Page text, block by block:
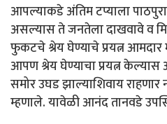
आपल्याकडे अंतिम टप्याला
असल्यास ते जनतेला दाखवावे व
फुकटचे श्रेय घेण्याचे प्रयत्न
आपण श्रेय घेण्याचा प्रयत्न
समोर उघड झाल्याशिवाय राहणार
म्हणाले. यावेळी आनंद तानवडे